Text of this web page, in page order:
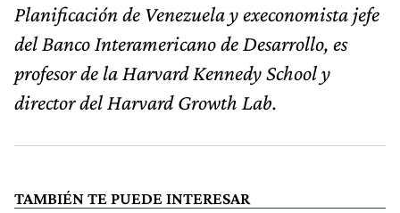
Planificación de Venezuela y execonomista jefe
del Banco Interamericano de Desarrollo, es
profesor de la Harvard Kennedy School y
director del Harvard Growth Lab.
TAMBIÉN TE PUEDE INTERESAR